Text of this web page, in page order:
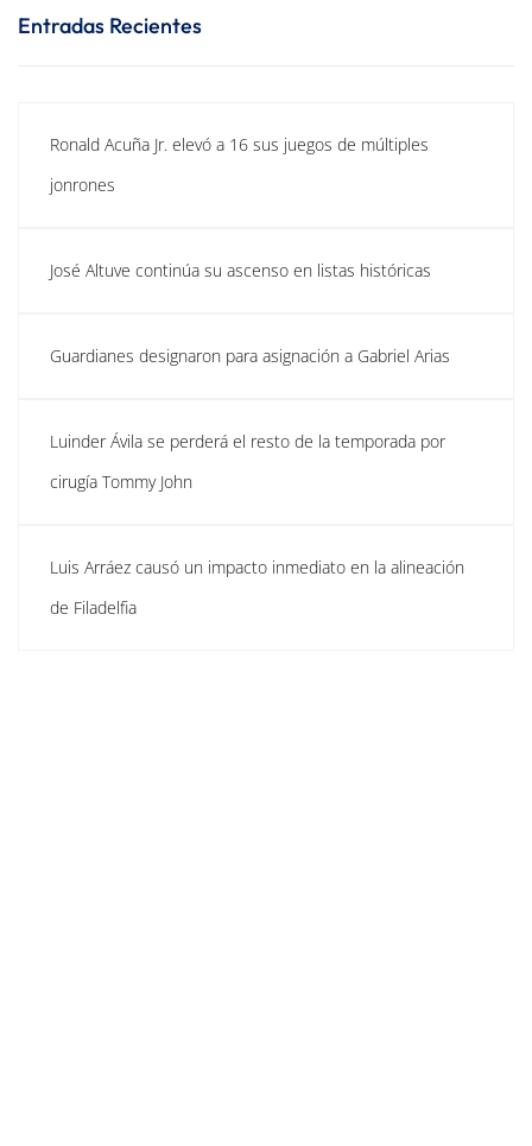
Entradas Recientes
Ronald Acuña Jr. elevó a 16 sus juegos de múltiples
jonrones
José Altuve continúa su ascenso en listas históricas
Guardianes designaron para asignación a Gabriel Arias
Luinder Ávila se perderá el resto de la temporada por
cirugía Tommy John
Luis Arráez causó un impacto inmediato en la alineación
de Filadelfia